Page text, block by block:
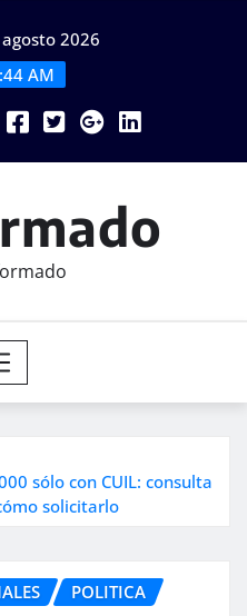
2026
AM
sólo con CUIL: consulta
solicitarlo
POLITICA